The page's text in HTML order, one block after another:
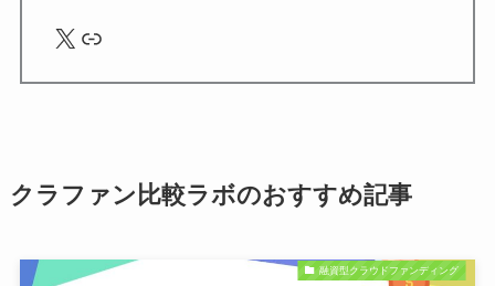
X リンク
クラファン比較ラボのおすすめ記事
融資型クラウドファンディング